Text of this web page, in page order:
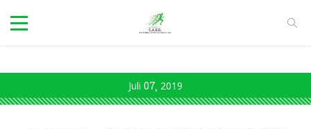
Juli 07 2019